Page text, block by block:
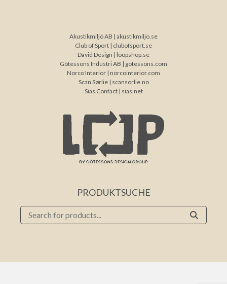
Akustikmiljö AB | akustikmiljo.se
Club of Sport | clubofsport.se
David Design | loopshop.se
Götessons Industri AB | gotessons.com
Norco Interior | norcointerior.com
Scan Sørlie | scansorlie.no
Sias Contact | sias.net
PRODUKTSUCHE